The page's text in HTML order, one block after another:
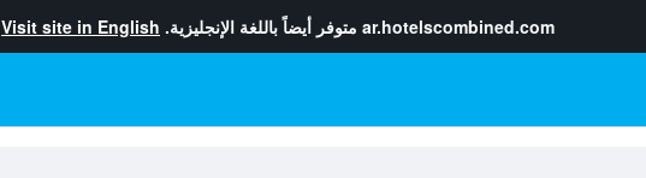
ar.hotelscombined.com متوفر أيضاً باللغة الإنجليزية. Visit site in English